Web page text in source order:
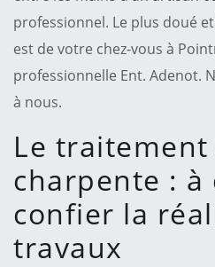
professionnel. Le plus doué
est de votre chez-vous à
professionnelle Ent. Adenot.
à nous.
Le traitement
charpente :
confier la
travaux